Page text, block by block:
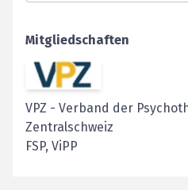
Mitgliedschaften
VPZ - Verband der
Zentralschweiz
FSP, ViPP